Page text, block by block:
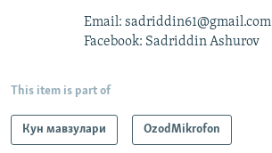
Email: sadriddin61@gmail.com
Facebook: Sadriddin Ashurov
This item is part of
Кун мавзулари OzodMikrofon